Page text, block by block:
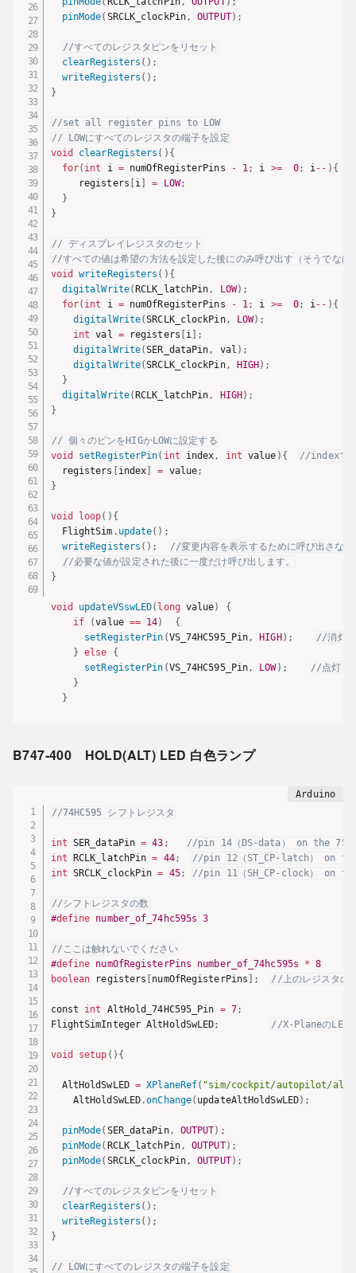
pinMode( SRCLK_clockPin, OUTPUT) ;
//すべてのレジスタピンをリセット
clearRegisters ( ) ;
writeRegisters ( ) ;
}
//set all register pins to LOW
// LOWにすべてのレジスタの端子を設定
void
clearRegisters ( ) {
for( int i = numOfRegisterPins - 1; i >= 0; i-- ) {
     registers
i = LOW;
}
}
// ディスプレイレジスタのセット
//すべての値は希望の方法を設定した後にのみ呼び出す（そうでなけ
void
writeRegisters ( ) {
digitalWrite( RCLK_latchPin, LOW) ;
for( int i = numOfRegisterPins - 1; i >= 0; i-- ) {
digitalWrite(SRCLK_clockPin, LOW) ;
int val = registers i
;
digitalWrite(SER_dataPin, val ) ;
digitalWrite(SRCLK_clockPin, HIGH ) ;
}
digitalWrite( RCLK_latchPin, HIGH ) ;
}
// 個々のピンをHIGかLOWに設定する
void
setRegisterPin( int index, int value ) {
//indexでピ
  registers
index = value;
}
void loop( ) {
  FlightSim
. update( ) ;
writeRegisters ( ) ;
//変更内容を表示するために呼び出さなけ
//必要な値が設定された後に一度だけ呼び出します。
}
void updateVSswLED( long value)
{
if
(value == 14)
{
setRegisterPin (VS_74HC595_Pin, HIGH ) ;
//消灯
} else
{
setRegisterPin (VS_74HC595_Pin, LOW) ;
//点灯
}
}
B747-400 HOLD(ALT) LED 白色ランプ
//74HC595 シフトレジスタ
int SER_dataPin = 43 ;
//pin 14（DS-data） on the
int RCLK_latchPin = 44;
//pin 12（ST_CP-latch） on the
int SRCLK_clockPin = 45; //pin 11（SH_CP-clock） on the
//シフトレジスタの数
#define number_of_74hc595s 3
//ここは触れないでください
#define numOfRegisterPins number_of_74hc595s * 8
boolean registers [numOfRegisterPins ] ; //上のレジスタの
const int AltHold_74HC595_Pin = 7;
FlightSimInteger AltHoldSwLED; //X-PlaneのLED
void setup ( ) {
  AltHoldSwLED
= XPlaneRef( "sim/cockpit/autopilot/
    AltHoldSwLED
.onChange( updateAltHoldSwLED) ;
pinMode( SER_dataPin, OUTPUT) ;
pinMode( RCLK_latchPin, OUTPUT) ;
pinMode( SRCLK_clockPin, OUTPUT) ;
//すべてのレジスタピンをリセット
clearRegisters ( ) ;
writeRegisters ( ) ;
}
// LOWにすべてのレジスタの端子を設定